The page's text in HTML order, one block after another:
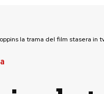
la trama del film stasera in